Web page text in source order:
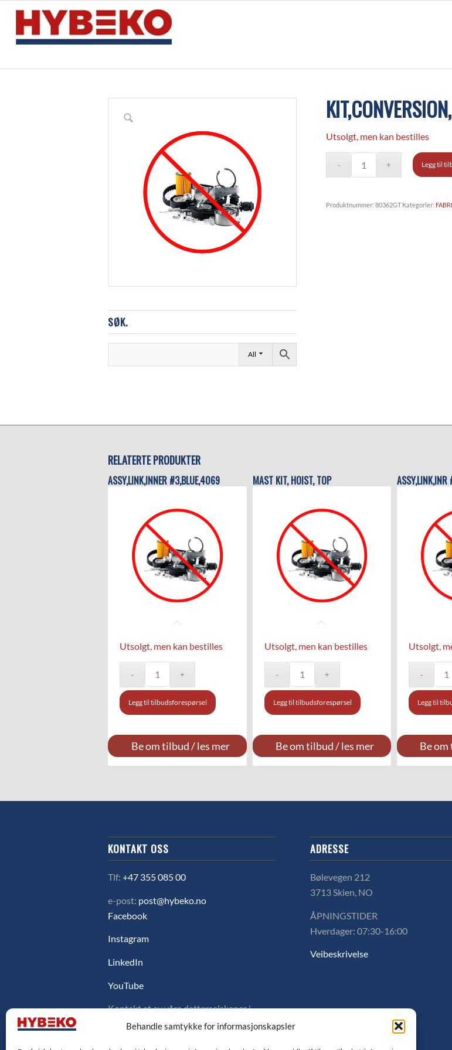
Behandle samtykke for informasjonskapsler
SØK.
All
Utsolgt, men kan bestilles
Legg til
Produktnummer:80362GT Kategorier:
RELATERTE PRODUKTER
ASSY,LINK,INNER #3,BLUE,4069
Utsolgt, men kan bestilles
Legg til tilbudsforespørsel
Be om tilbud / les mer
MAST KIT, HOIST, TOP
Utsolgt, men kan bestilles
Legg til tilbudsforespørsel
Be om tilbud / les mer
Utsolgt,
Legg til
Be
KONTAKT OSS
Tlf:+47 355 085 00
e-post: post@hybeko.no
Facebook
Instagram
LinkedIn
YouTube
Kontakt et av våre datterselskaper i
Sverige, Danmark eller Finland ved å
ADRESSE
Bølevegen 212
3713 Skien, NO
ÅPNINGSTIDER
Hverdager: 07:30-16:00
Veibeskrivelse